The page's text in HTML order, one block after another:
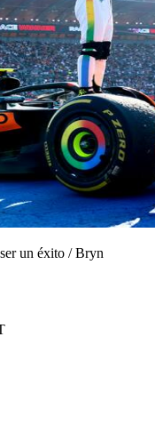
un éxito /Bryn